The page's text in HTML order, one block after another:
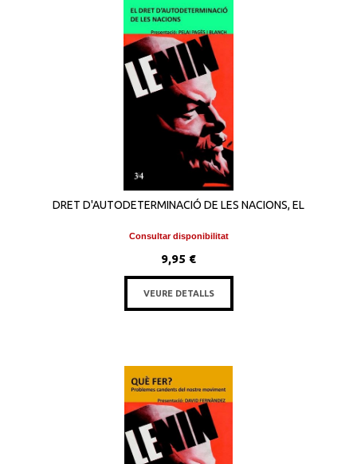
DRET D'AUTODETERMINACIÓ DE LES NACIONS, EL
Consultar disponibilitat
9,95 €
VEURE DETALLS